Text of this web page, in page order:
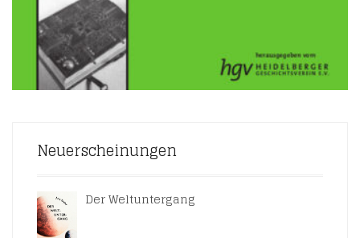
Neuerscheinungen
Der Weltuntergang